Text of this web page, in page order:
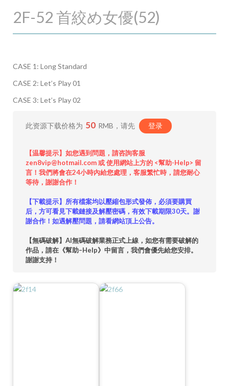
2F-52 首絞め女優(52)
CASE 1: Long Standard
CASE 2: Let’s Play 01
CASE 3: Let’s Play 02
此资源下载价格为 50 RMB，请先 登录
【温馨提示】如您遇到問題，請咨詢客服
zen8vip@hotmail.com 或 使用網站上方的 <幫助-Help> 留
言！我們將會在24小時內給您處理，客服繁忙時，請您耐心
等待，謝謝合作！
【下載提示】所有檔案均以壓縮包形式發佈，必須要購買
后，方可看見下載鏈接及解壓密碼，有效下載期限30天。謝
謝合作！如遇解壓問題，請看網站頂上公告。
【無碼破解】AI無碼破解業務正式上線，如您有需要破解的
作品，請在《幫助–Help》中留言，我們會優先給您安排。
謝謝支持！